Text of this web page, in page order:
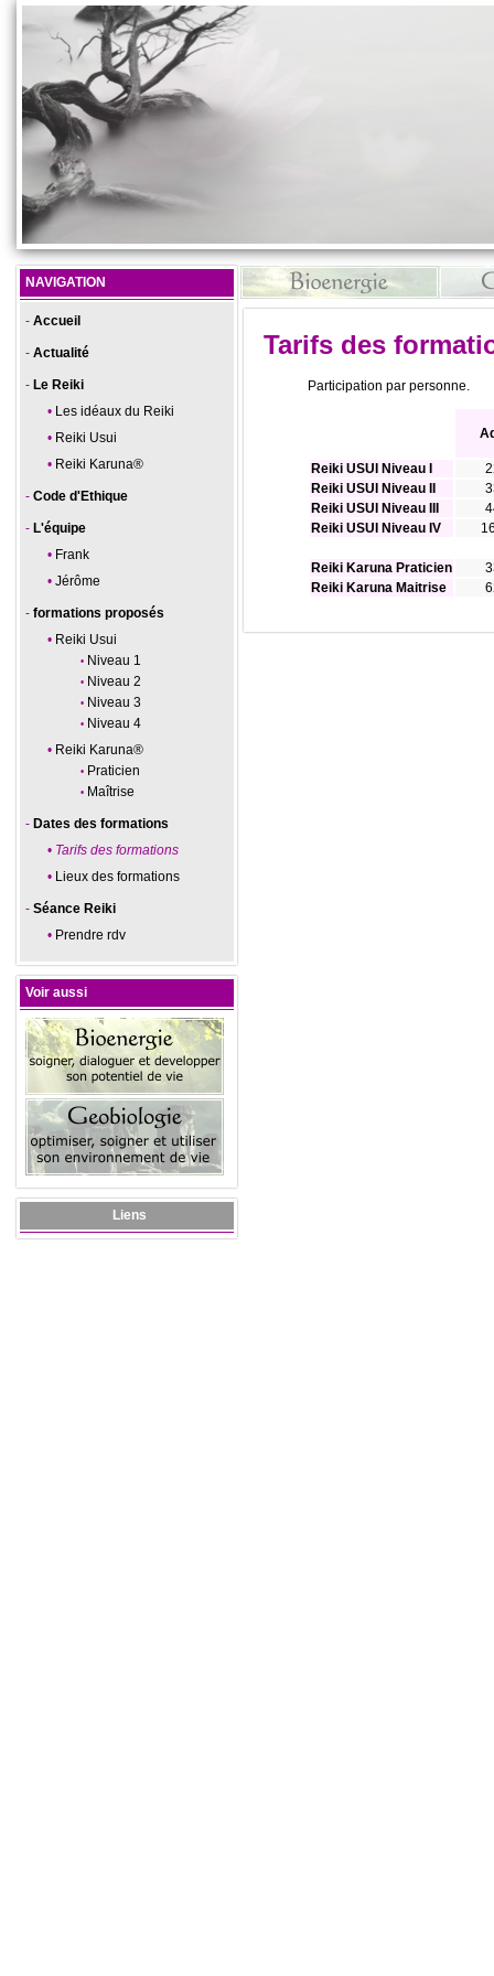
NAVIGATION
Accueil
Actualité
Le Reiki
Les idéaux du Reiki
Reiki Usui
Reiki Karuna®
Code d'Ethique
L'équipe
Frank
Jérôme
formations proposés
Reiki Usui
Niveau 1
Niveau 2
Niveau 3
Niveau 4
Reiki Karuna®
Praticien
Maîtrise
Dates des formations
Tarifs des formations
Lieux des formations
Séance Reiki
Prendre rdv
Voir aussi
Liens
Tarifs des
Participation par personne.
Reiki USUI Niveau I
Reiki USUI Niveau II
Reiki USUI Niveau III
Reiki USUI Niveau IV
Reiki Karuna Praticien
Reiki Karuna Maitrise